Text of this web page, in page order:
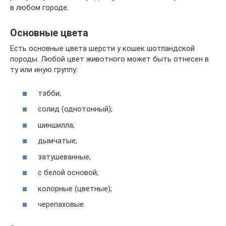
в любом городе.
Основные цвета
Есть основные цвета шерсти у кошек шотландской
породы. Любой цвет животного может быть отнесен в
ту или иную группу:
тэбби;
солид (однотонный);
шиншилла;
дымчатые;
затушеванные;
с белой основой;
колорные (цветные);
черепаховые.